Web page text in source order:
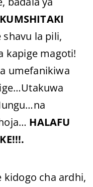
shavu la pili,
kapige magoti!
umefanikiwa
HALAFU
cha ardhi,